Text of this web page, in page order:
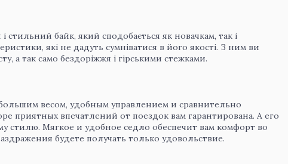
стильний байк, який сподобається як новачкам, так і
які не дадуть сумніватися в його якості. З ним ви
а так само бездоріжжя і гірськими стежками.
весом, удобным управлением и сравнительно
приятных впечатлений от поездок вам гарантирована. А его
стилю. Мягкое и удобное седло обеспечит вам комфорт во
будете получать только удовольствие.